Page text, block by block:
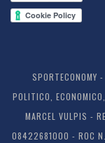
SPORTECONOMY
POLITICO,
MARCEL VULPIS -
08422681000 - ROC